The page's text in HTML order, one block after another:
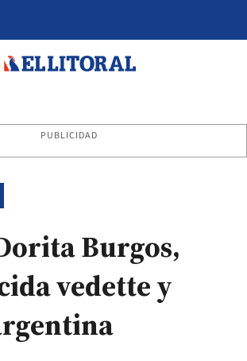
PUBLICIDAD
Burgos,
vedette y